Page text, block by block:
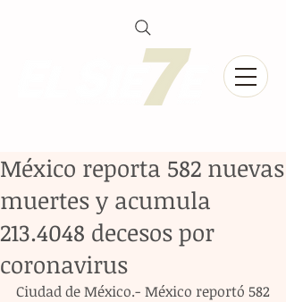
México reporta 582 nuevas
muertes y acumula
213.4048 decesos por
coronavirus
Ciudad de México.- México reportó 582